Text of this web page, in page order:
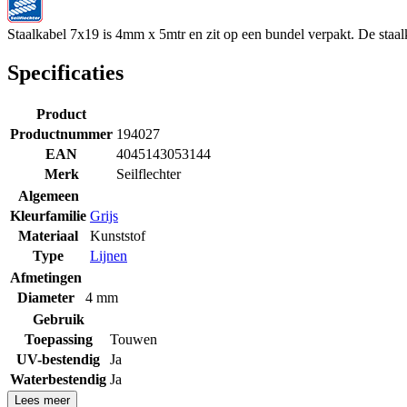
Staalkabel 7x19 is 4mm x 5mtr en zit op een bundel verpakt. De
Specificaties
Product
Productnummer 194027
EAN
4045143053144
Merk
Seilflechter
Algemeen
Kleurfamilie Grijs
Materiaal
Kunststof
Type
Lijnen
Afmetingen
Diameter
4 mm
Gebruik
Toepassing
Touwen
UV-bestendig
Ja
Waterbestendig Ja
Lees meer